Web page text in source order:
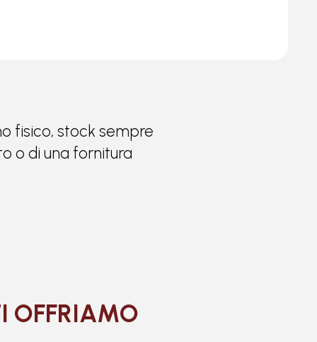
fisico, stock sempre
o di una fornitura
OFFRIAMO